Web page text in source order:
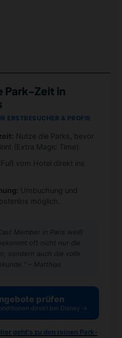
Park-Zeit in
ERSTBESUCHER & PROFIS
Nutze die Parks, bevor
(Extra Magic Time).
vom Hotel direkt ins
Umbuchung und
möglich.
Member in Paris weiß
oft nicht nur die
sondern auch die volle
– Matthias
prüfen
direkt bei Disney →
geht's zu den reinen Park-